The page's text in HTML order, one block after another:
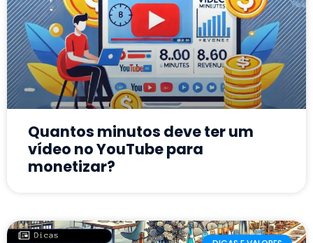
Quantos minutos deve ter um
vídeo no YouTube para
monetizar?